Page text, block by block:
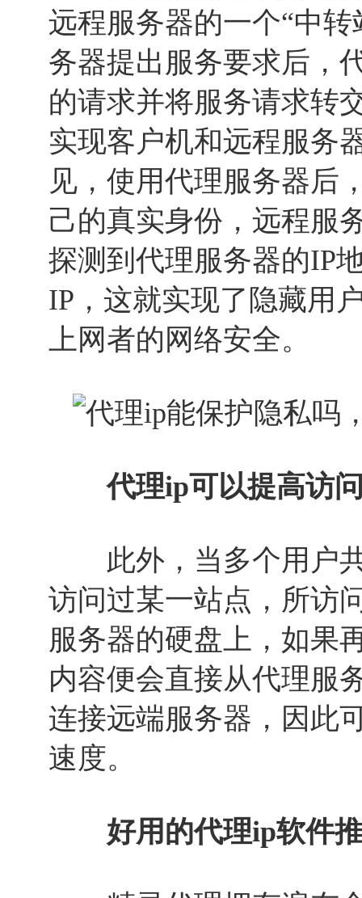
远程服务器的一个“中
务器提出服务要求后，
的请求并将服务请求转
实现客户机和远程服务
见，使用代理服务器后
己的真实身份，远程服
探测到代理服务器的IP
IP，这就实现了隐藏用
上网者的网络安全。
代理ip可以提高访
此外，当多个用户共
访问过某一站点，所访
服务器的硬盘上，如果
内容便会直接从代理服
连接远端服务器，因此
速度。
好用的代理ip软件